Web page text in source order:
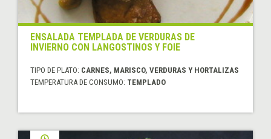
ENSALADA TEMPLADA DE VERDURAS DE
INVIERNO CON LANGOSTINOS Y FOIE
TIPO DE PLATO: CARNES, MARISCO, VERDURAS Y HORTALIZAS
TEMPERATURA DE CONSUMO: TEMPLADO